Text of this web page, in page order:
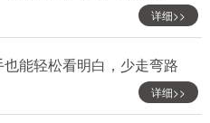
详细>>
能轻松看明白，少走弯路
详细>>